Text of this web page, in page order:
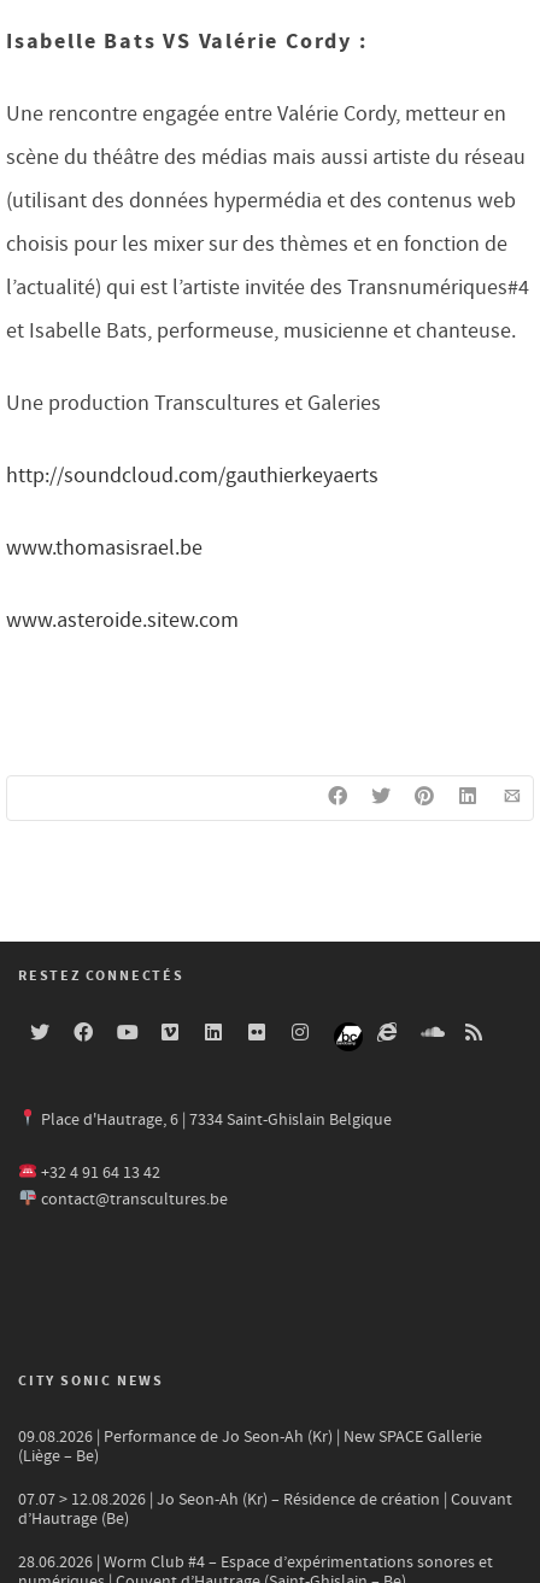
Isabelle Bats VS Valérie Cordy :
Une rencontre engagée entre Valérie Cordy, metteur en
scène du théâtre des médias mais aussi artiste du réseau
(utilisant des données hypermédia et des contenus web
choisis pour les mixer sur des thèmes et en fonction de
l’actualité) qui est l’artiste invitée des Transnumériques#4
et Isabelle Bats, performeuse, musicienne et chanteuse.
Une production Transcultures et Galeries
http://soundcloud.com/gauthierkeyaerts
www.thomasisrael.be
www.asteroide.sitew.com
RESTEZ CONNECTÉS
Place d'Hautrage, 6 | 7334 Saint-Ghislain Belgique
+32 4 91 64 13 42
contact@transcultures.be
CITY SONIC NEWS
09.08.2026 | Performance de Jo Seon-Ah (Kr) | New SPACE Gallerie
(Liège – Be)
07.07 > 12.08.2026 | Jo Seon-Ah (Kr) – Résidence de création | Couvant
d’Hautrage (Be)
28.06.2026 | Worm Club #4 – Espace d’expérimentations sonores et